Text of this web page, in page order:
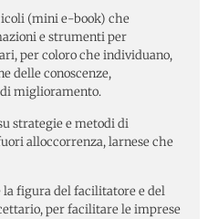
(mini e-book) che
e strumenti per
per coloro che individuano,
delle conoscenze,
miglioramento.
strategie e metodi di
alloccorrenza, larnese che
figura del facilitatore e del
per facilitare le imprese